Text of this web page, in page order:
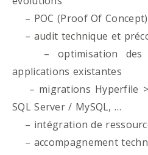
– POC (Proof Of Concept)
– audit technique et
– optimisation des
applications existantes
– migrations Hyperfile >
SQL Server / MySQL, …
– intégration de
– accompagnement